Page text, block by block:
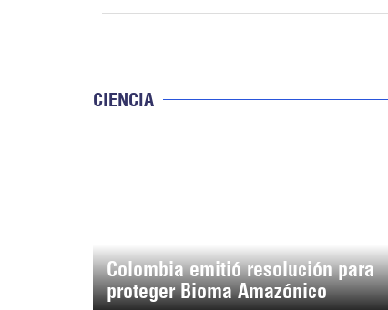
CIENCIA
Colombia emitió resolución para
proteger Bioma Amazónico